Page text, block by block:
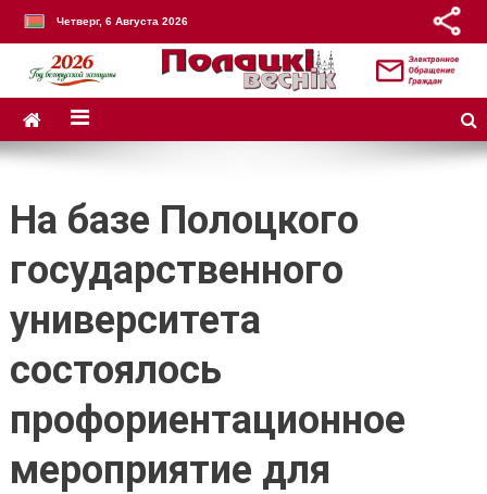
Четверг, 6 Августа 2026
На базе Полоцкого
государственного
университета
состоялось
профориентационное
мероприятие для